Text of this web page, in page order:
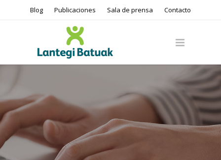
Blog Publicaciones Sala de prensa Contacto